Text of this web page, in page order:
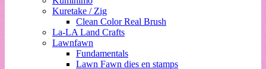
Kuretake / Zig
Clean Color Real Brush
La-LA Land Crafts
Lawnfawn
Fundamentals
Lawn Fawn dies en stamps